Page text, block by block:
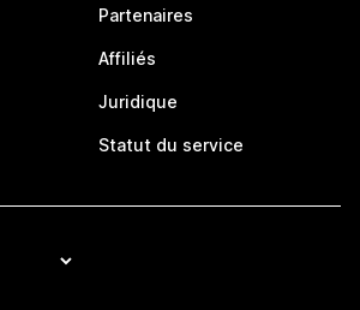
Partenaires
Affiliés
Juridique
Statut du service